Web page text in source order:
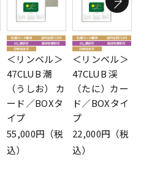
＜リンベル＞
47CLUB 潮
（うしお） カ
ード／BOXタ
イプ
55,000円（税
込）
＜リンベル＞
47CLUB 渓
（たに）カー
ド／BOXタイ
プ
22,000円（税
込）